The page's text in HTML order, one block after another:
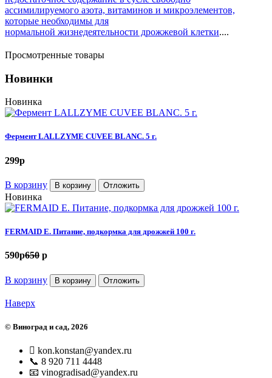
ассимилируемого азота, витаминов и микроэлементов,
которые необходимы для
нормальной жизнедеятельности дрожжевой клетки....
Просмотренные товары
Новинки
Новинка
Фермент LALLZYME CUVEE BLANC. 5 г.
299p
В корзину В корзину Отложить
Новинка
FERMAID E. Питание, подкормка для дрожжей 100 г.
590p650 p
В корзину В корзину Отложить
Наверх
© Виноград и сад, 2026
kon.konstan@yandex.ru
📞 8 920 711 4448
📧 vinogradisad@yandex.ru